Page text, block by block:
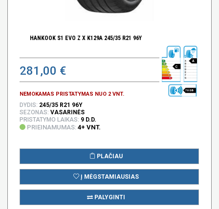
HANKOOK S1 EVO Z X K129A 245/35 R21 96Y
281,00 €
NEMOKAMAS PRISTATYMAS NUO 2 VNT.
C
A
70 DB
DYDIS: 245/35 R21 96Y
SEZONAS: VASARINĖS
PRISTATYMO LAIKAS: 9 D.D.
PRIEINAMUMAS: 4+ VNT.
PLAČIAU
Į MĖGSTAMIAUSIAS
PALYGINTI